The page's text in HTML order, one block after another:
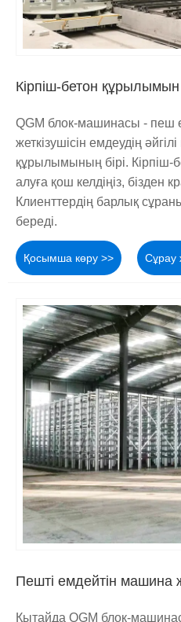
Кірпіш-бетон
QGM блок-машинасы - пеш
жеткізушісін емдеудің
құрылымының бірі.
алуға қош келдіңіз, бізден
Клиенттердің барлық
береді.
Қосымша көру >> Сұрау
Пешті емдейтін машина
Қытайда QGM блок-